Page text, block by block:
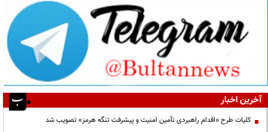
آخرین اخبار
کلیات طرح «اقدام راهبردی تأمین امنیت و پیشرفت تنگه هرمز» تصویب شد